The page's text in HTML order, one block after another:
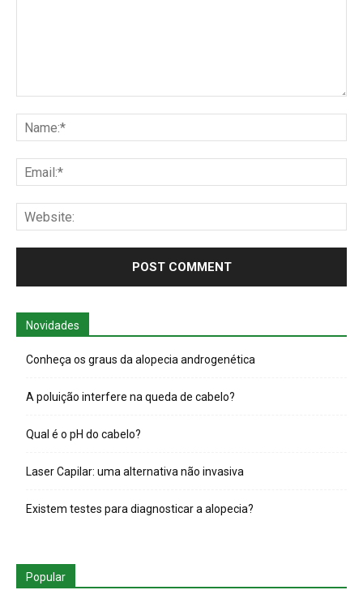
Novidades
Conheça os graus da alopecia androgenética
A poluição interfere na queda de cabelo?
Qual é o pH do cabelo?
Laser Capilar: uma alternativa não invasiva
Existem testes para diagnosticar a alopecia?
Popular